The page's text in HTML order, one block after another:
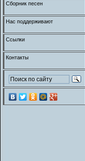
Сборник песен
Нас поддерживают
Ссылки
Контакты